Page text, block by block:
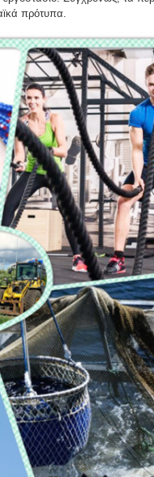
πρότυπα.